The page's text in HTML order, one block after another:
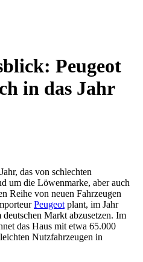
Peugeot
in das Jahr
das von schlechten
um die Löwenmarke, aber auch
Reihe von neuen Fahrzeugen
Peugeot plant, im Jahr
Markt abzusetzen. Im
das Haus mit etwa 65.000
Nutzfahrzeugen in